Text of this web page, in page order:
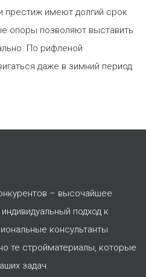
престиж имеют долгий срок
опоры позволяют выставить
По рифленой
даже в зимний период
– высочайшее
подход к
консультанты
те стройматериалы, которые
задач.